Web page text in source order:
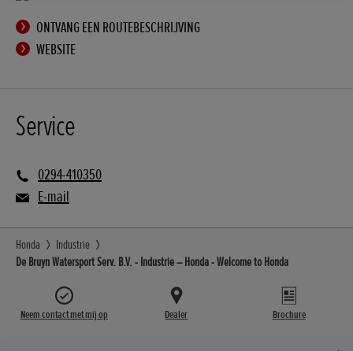
ONTVANG EEN ROUTEBESCHRIJVING
WEBSITE
Service
0294-410350
E-mail
Honda
Industrie
De Bruyn Watersport Serv. B.V. - Industrie – Honda - Welcome to Honda
Neem contact met mij op Dealer Brochure